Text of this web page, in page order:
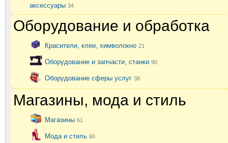
аксессуары 34
Оборудование и обработка
Красители, клеи, химволокно 21
Оборудование и запчасти, станки 90
Оборудование сферы услуг 38
Магазины, мода и стиль
Магазины 61
Мода и стиль 60